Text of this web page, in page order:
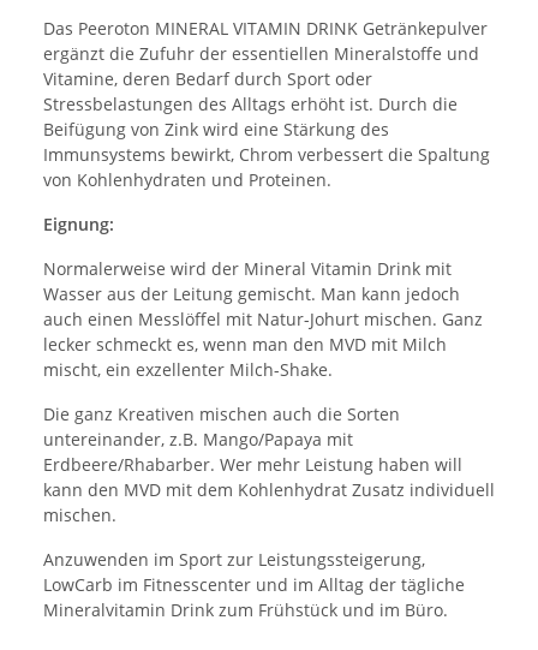
Das Peeroton MINERAL VITAMIN DRINK Getränkepulver
ergänzt die Zufuhr der essentiellen Mineralstoffe und
Vitamine, deren Bedarf durch Sport oder
Stressbelastungen des Alltags erhöht ist. Durch die
Beifügung von Zink wird eine Stärkung des
Immunsystems bewirkt, Chrom verbessert die Spaltung
von Kohlenhydraten und Proteinen.
Eignung:
Normalerweise wird der Mineral Vitamin Drink mit
Wasser aus der Leitung gemischt. Man kann jedoch
auch einen Messlöffel mit Natur-Johurt mischen. Ganz
lecker schmeckt es, wenn man den MVD mit Milch
mischt, ein exzellenter Milch-Shake.
Die ganz Kreativen mischen auch die Sorten
untereinander, z.B. Mango/Papaya mit
Erdbeere/Rhabarber. Wer mehr Leistung haben will
kann den MVD mit dem Kohlenhydrat Zusatz individuell
mischen.
Anzuwenden im Sport zur Leistungssteigerung,
LowCarb im Fitnesscenter und im Alltag der tägliche
Mineralvitamin Drink zum Frühstück und im Büro.